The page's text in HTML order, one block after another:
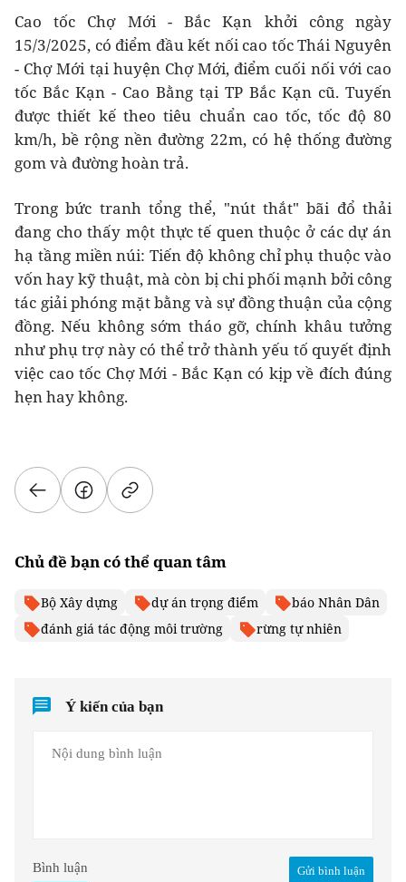
Cao tốc Chợ Mới - Bắc Kạn khởi công ngày
15/3/2025, có điểm đầu kết nối cao tốc Thái Nguyên
- Chợ Mới tại huyện Chợ Mới, điểm cuối nối với cao
tốc Bắc Kạn - Cao Bằng tại TP Bắc Kạn cũ. Tuyến
được thiết kế theo tiêu chuẩn cao tốc, tốc độ 80
km/h, bề rộng nền đường 22m, có hệ thống đường
gom và đường hoàn trả.
Trong bức tranh tổng thể, "nút thắt" bãi đổ thải
đang cho thấy một thực tế quen thuộc ở các dự án
hạ tầng miền núi: Tiến độ không chỉ phụ thuộc vào
vốn hay kỹ thuật, mà còn bị chi phối mạnh bởi công
tác giải phóng mặt bằng và sự đồng thuận của cộng
đồng. Nếu không sớm tháo gỡ, chính khâu tưởng
như phụ trợ này có thể trở thành yếu tố quyết định
việc cao tốc Chợ Mới - Bắc Kạn có kịp về đích đúng
hẹn hay không.
Chủ đề bạn có thể quan tâm
Bộ Xây dựng dự án trọng điểm
báo Nhân Dân
đánh giá tác động môi trường
rừng tự nhiên
Ý kiến của bạn
Gửi bình luận
Bình luận